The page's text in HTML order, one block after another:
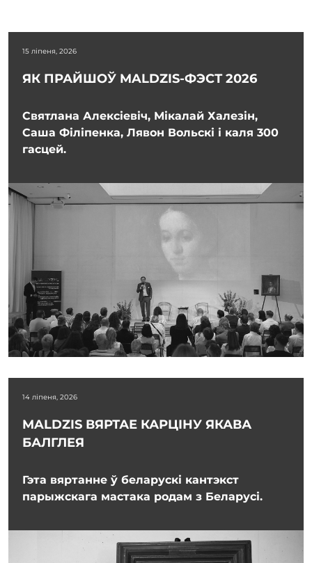
15 ліпеня, 2026
ЯК ПРАЙШОЎ MALDZIS-ФЭСТ 2026
Святлана Алексіевіч, Мікалай Халезін,
Саша Філіпенка, Лявон Вольскі і каля 300
гасцей.
14 ліпеня, 2026
MALDZIS ВЯРТАЕ КАРЦІНУ ЯКАВА
БАЛГЛЕЯ
Гэта вяртанне ў беларускі кантэкст
парыжскага мастака родам з Беларусі.